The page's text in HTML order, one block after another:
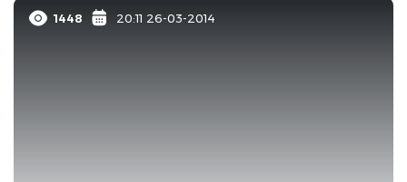
1448 20:11 26-03-2014